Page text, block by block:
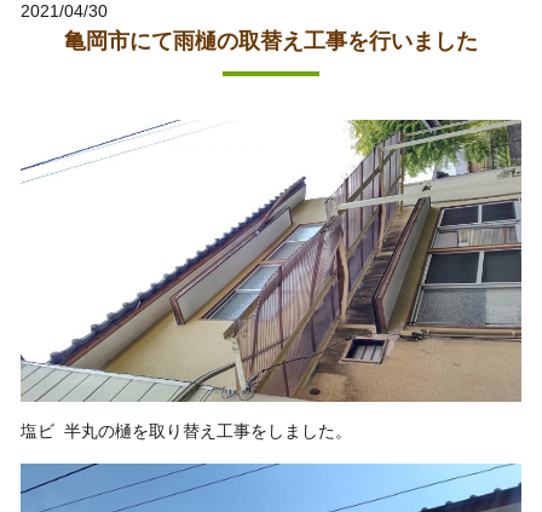
2021/04/30
亀岡市にて雨樋の取替え工事を行いました
塩ビ 半丸の樋を取り替え工事をしました。